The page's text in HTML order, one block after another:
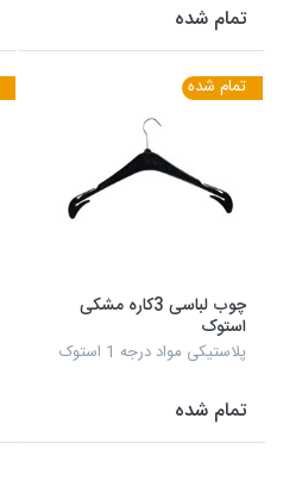
تمام شده
تمام شده
چوب لباسی 3کاره مشکی
استوک
پلاستیکی مواد درجه 1 استوک
تمام شده